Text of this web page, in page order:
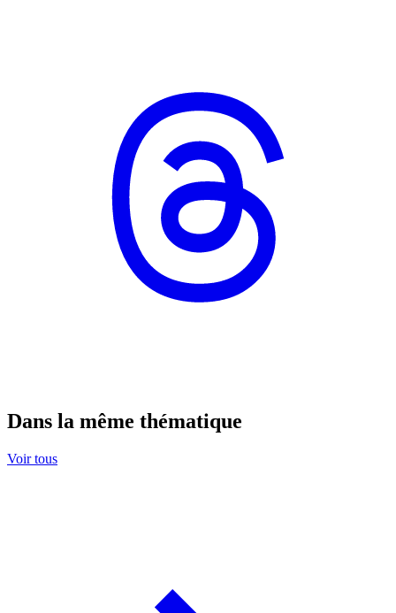
Dans la même thématique
Voir tous